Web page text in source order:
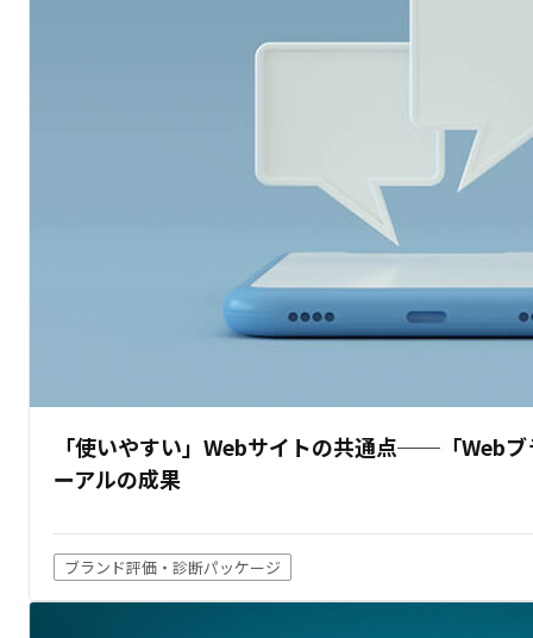
「使いやすい」Webサイトの共通点──「Web
ーアルの成果
ブランド評価・診断パッケージ